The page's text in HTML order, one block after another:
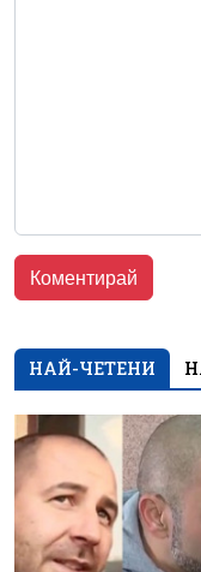
НАЙ-ЧЕТЕНИ